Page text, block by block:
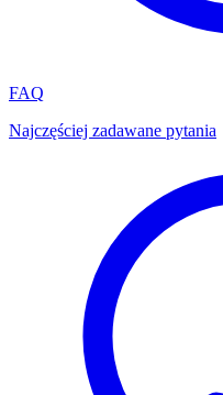
FAQ
Najczęściej zadawane pytania